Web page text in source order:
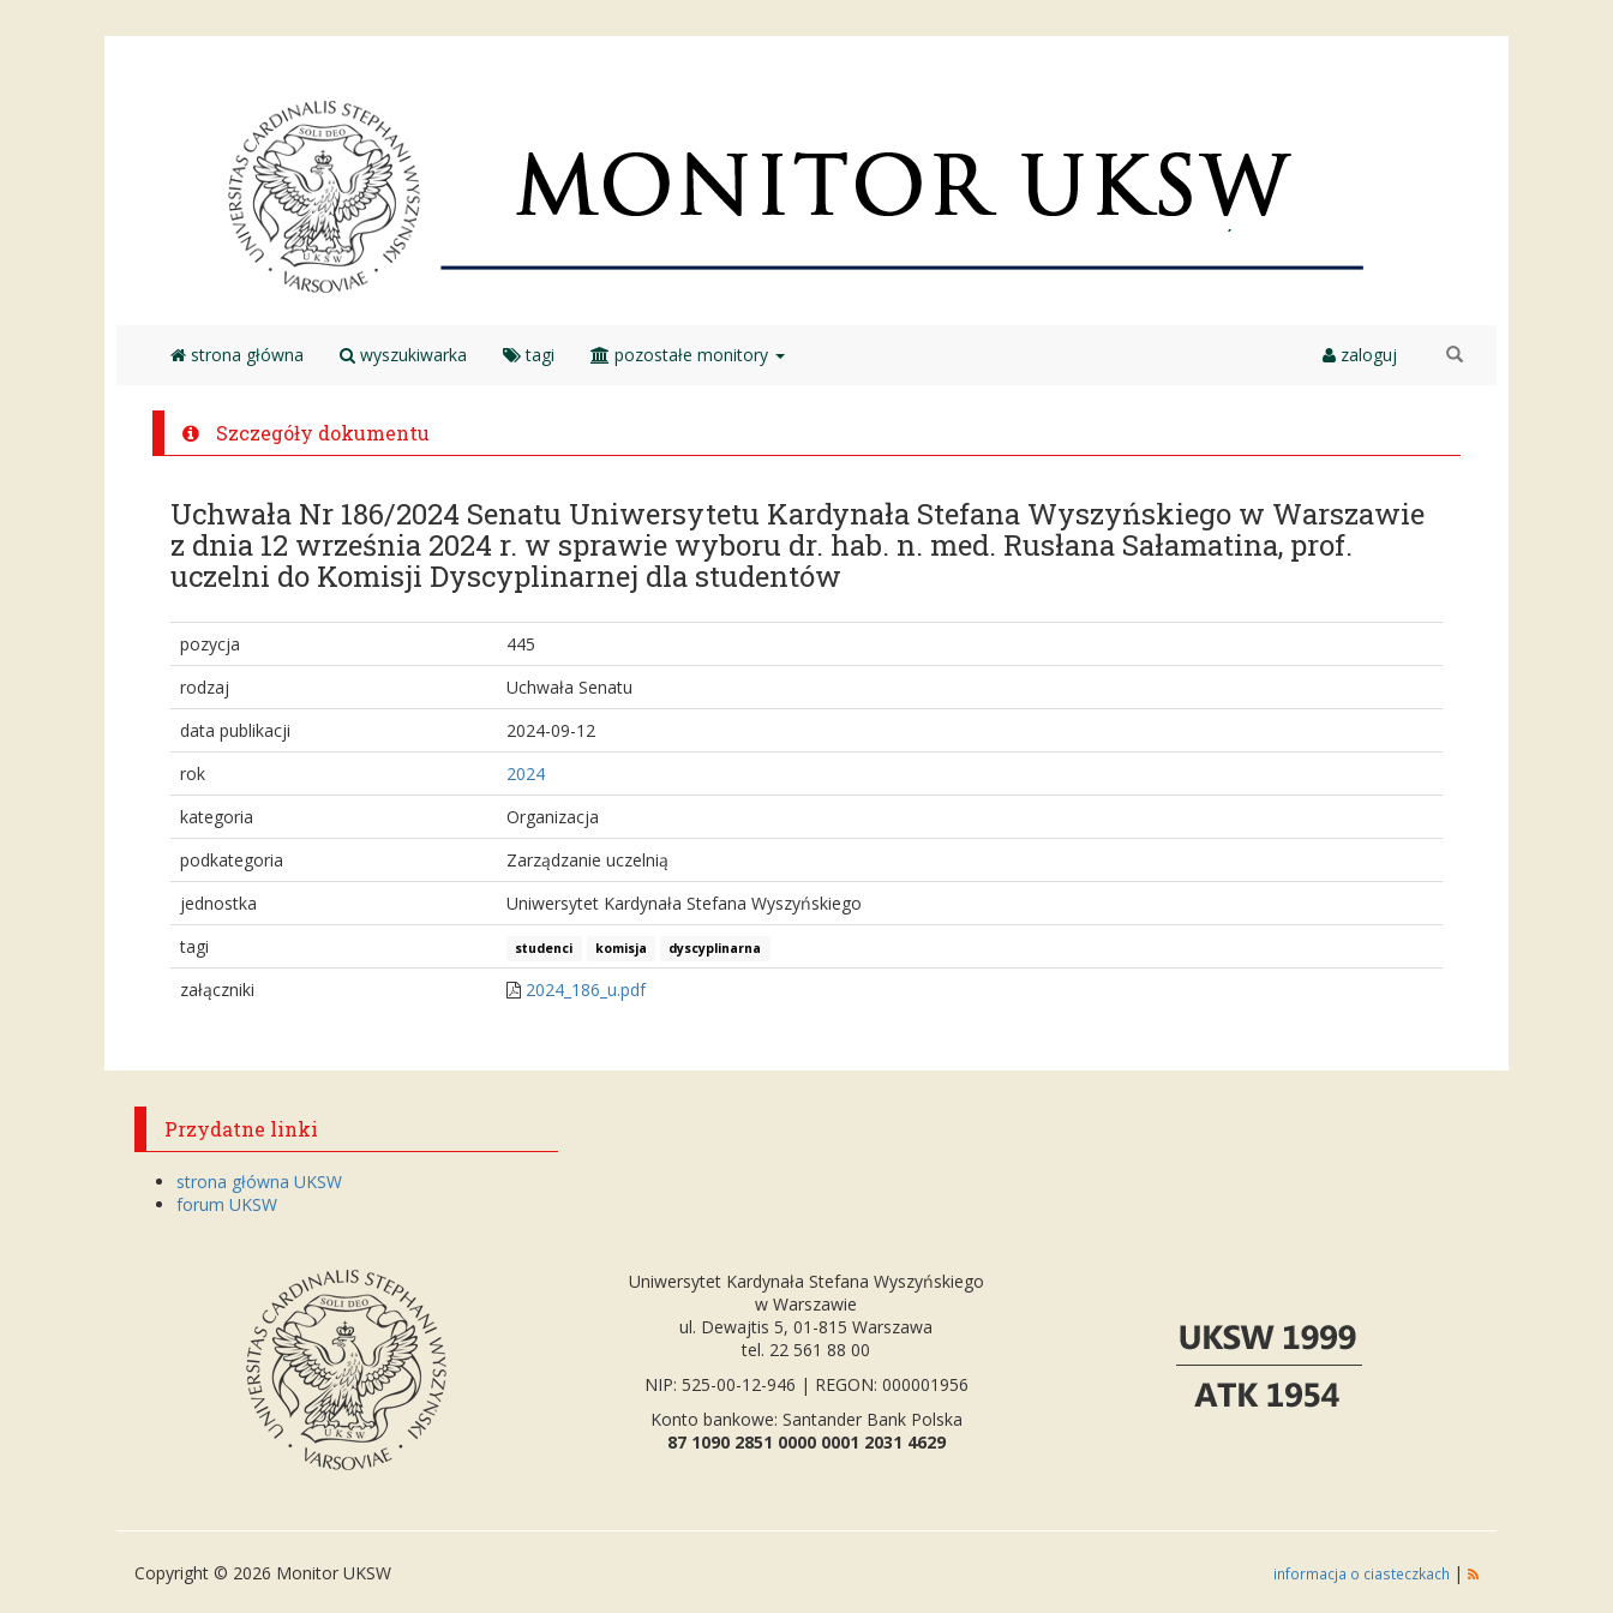
strona główna wyszukiwarka tagi pozostałe monitory zaloguj
Szczegóły dokumentu
Uchwała Nr 186/2024 Senatu Uniwersytetu Kardynała Stefana Wyszyńskiego w Warszawie
z dnia 12 września 2024 r. w sprawie wyboru dr. hab. n. med. Rusłana Sałamatina, prof.
uczelni do Komisji Dyscyplinarnej dla studentów
pozycja
445
rodzaj
Uchwała Senatu
data publikacji
2024-09-12
rok
2024
kategoria
Organizacja
podkategoria
Zarządzanie uczelnią
jednostka
Uniwersytet Kardynała Stefana Wyszyńskiego
tagi
studenci komisja dyscyplinarna
załączniki 2024_186_u.pdf
Przydatne linki
strona główna UKSW
forum UKSW
Uniwersytet Kardynała Stefana Wyszyńskiego
w Warszawie
ul. Dewajtis 5, 01-815 Warszawa
tel. 22 561 88 00
NIP: 525-00-12-946 | REGON: 000001956
Konto bankowe: Santander Bank Polska
87 1090 2851 0000 0001 2031 4629
Copyright © 2026 Monitor UKSW informacja o ciasteczkach |